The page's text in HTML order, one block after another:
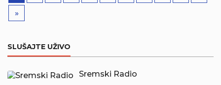
»
SLUŠAJTE UŽIVO
Sremski Radio